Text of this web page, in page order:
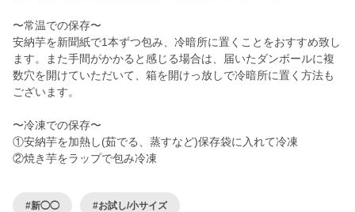
〜常温での保存〜
安納芋を新聞紙で1本ずつ包み、冷暗所に置くことをおすすめ致し
ます。また手間がかかると感じる場合は、届いたダンボールに複
数穴を開けていただいて、箱を開けっ放しで冷暗所に置く方法も
ございます。
〜冷凍での保存〜
①安納芋を加熱し(茹でる、蒸すなど)保存袋に入れて冷凍
#新◯◯ #お試し/小サイズ